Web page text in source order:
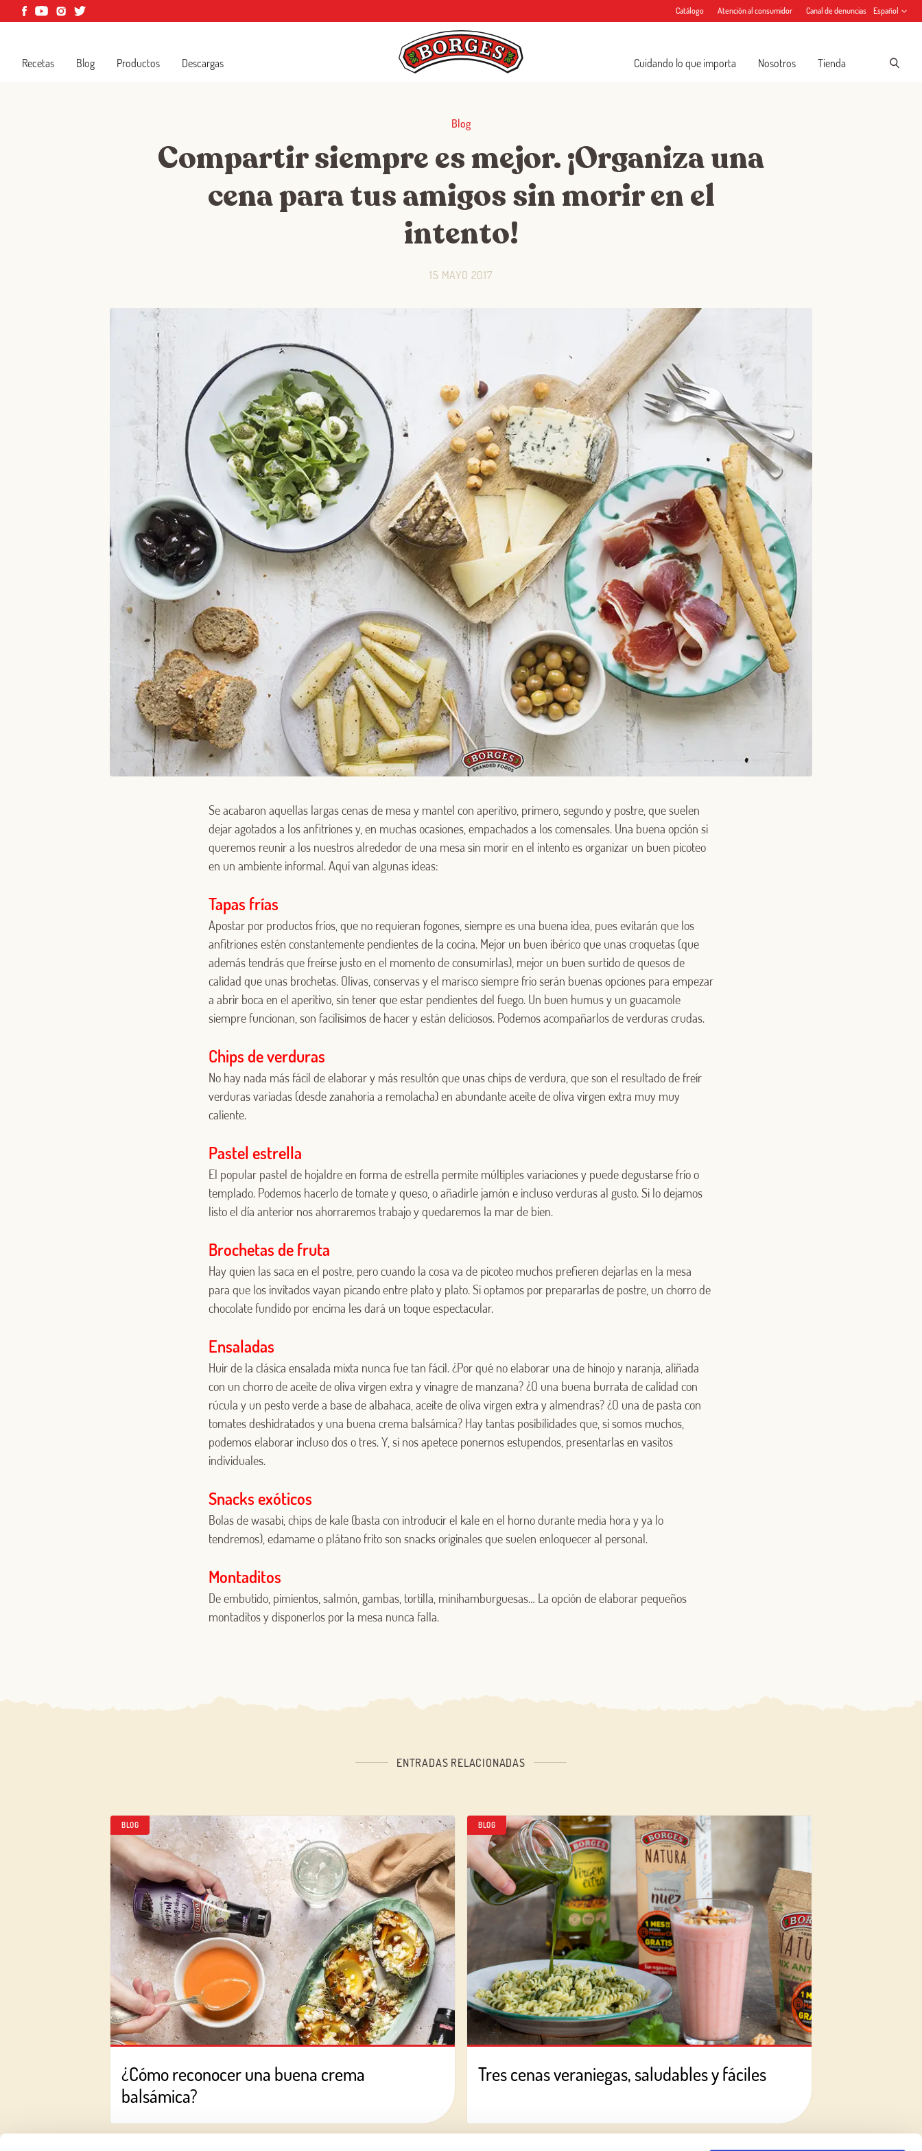
Catálogo Atención al consumidor Canal de denuncias Español
Recetas Blog Productos Descargas Cuidando lo que importa Nosotros Tienda
Blog
Compartir siempre es mejor. ¡Organiza una
cena para tus amigos sin morir en el
intento!
15 MAYO 2017
Se acabaron aquellas largas cenas de mesa y mantel con aperitivo, primero, segundo y postre, que suelen
dejar agotados a los anfitriones y, en muchas ocasiones, empachados a los comensales. Una buena opción si
queremos reunir a los nuestros alrededor de una mesa sin morir en el intento es organizar un buen picoteo
en un ambiente informal. Aquí van algunas ideas:
Tapas frías
Apostar por productos fríos, que no requieran fogones, siempre es una buena idea, pues evitarán que los
anfitriones estén constantemente pendientes de la cocina. Mejor un buen ibérico que unas croquetas (que
además tendrás que freírse justo en el momento de consumirlas), mejor un buen surtido de quesos de
calidad que unas brochetas. Olivas, conservas y el marisco siempre frío serán buenas opciones para empezar
a abrir boca en el aperitivo, sin tener que estar pendientes del fuego. Un buen humus y un guacamole
siempre funcionan, son facilísimos de hacer y están deliciosos. Podemos acompañarlos de verduras crudas.
Chips de verduras
No hay nada más fácil de elaborar y más resultón que unas chips de verdura, que son el resultado de freír
verduras variadas (desde zanahoria a remolacha) en abundante aceite de oliva virgen extra muy muy
caliente.
Pastel estrella
El popular pastel de hojaldre en forma de estrella permite múltiples variaciones y puede degustarse frío o
templado. Podemos hacerlo de tomate y queso, o añadirle jamón e incluso verduras al gusto. Si lo dejamos
listo el día anterior nos ahorraremos trabajo y quedaremos la mar de bien.
Brochetas de fruta
Hay quien las saca en el postre, pero cuando la cosa va de picoteo muchos prefieren dejarlas en la mesa
para que los invitados vayan picando entre plato y plato. Si optamos por prepararlas de postre, un chorro de
chocolate fundido por encima les dará un toque espectacular.
Ensaladas
Huir de la clásica ensalada mixta nunca fue tan fácil. ¿Por qué no elaborar una de hinojo y naranja, aliñada
con un chorro de aceite de oliva virgen extra y vinagre de manzana? ¿O una buena burrata de calidad con
rúcula y un pesto verde a base de albahaca, aceite de oliva virgen extra y almendras? ¿O una de pasta con
tomates deshidratados y una buena crema balsámica? Hay tantas posibilidades que, si somos muchos,
podemos elaborar incluso dos o tres. Y, si nos apetece ponernos estupendos, presentarlas en vasitos
individuales.
Snacks exóticos
Bolas de wasabi, chips de kale (basta con introducir el kale en el horno durante media hora y ya lo
tendremos), edamame o plátano frito son snacks originales que suelen enloquecer al personal.
Montaditos
De embutido, pimientos, salmón, gambas, tortilla, minihamburguesas… La opción de elaborar pequeños
montaditos y disponerlos por la mesa nunca falla.
ENTRADAS RELACIONADAS
BLOG
¿Cómo reconocer una buena crema
balsámica?
BLOG
Tres cenas veraniegas, saludables y fáciles
O CON TU DIRECCIÓN DE CORREO ELECTRÓNICO
Correo electrónico
Iniciar sesión
¿Aún no estás ya registrado en el Club Borges?